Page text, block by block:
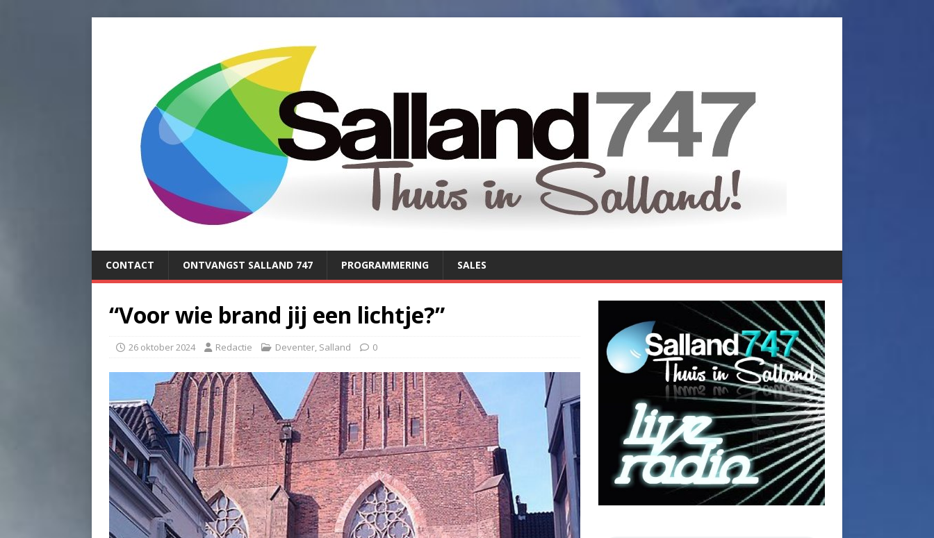
CONTACT ONTVANGST SALLAND 747 PROGRAMMERING SALES
“Voor wie brand jij een lichtje?”
26 oktober 2024 Redactie Deventer, Salland 0